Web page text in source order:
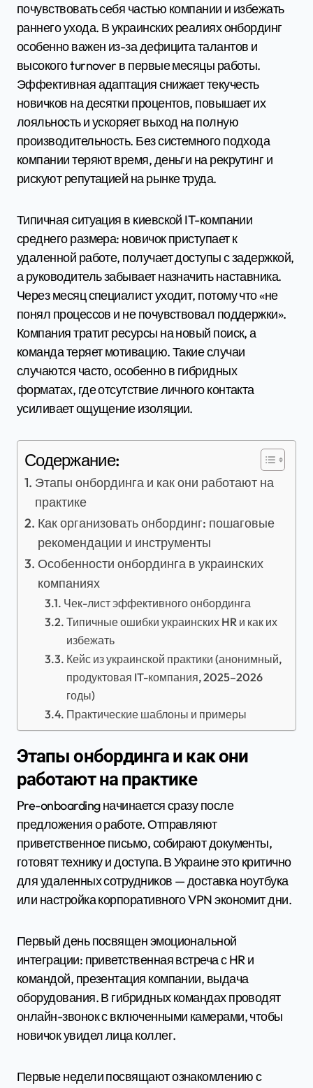
почувствовать себя частью компании и избежать
раннего ухода. В украинских реалиях онбординг
особенно важен из-за дефицита талантов и
высокого turnover в первые месяцы работы.
Эффективная адаптация снижает текучесть
новичков на десятки процентов, повышает их
лояльность и ускоряет выход на полную
производительность. Без системного подхода
компании теряют время, деньги на рекрутинг и
рискуют репутацией на рынке труда.
Типичная ситуация в киевской IT-компании
среднего размера: новичок приступает к
удаленной работе, получает доступы с задержкой,
а руководитель забывает назначить наставника.
Через месяц специалист уходит, потому что «не
понял процессов и не почувствовал поддержки».
Компания тратит ресурсы на новый поиск, а
команда теряет мотивацию. Такие случаи
случаются часто, особенно в гибридных
форматах, где отсутствие личного контакта
усиливает ощущение изоляции.
Содержание:
Этапы онбординга и как они работают на
практике
Как организовать онбординг: пошаговые
рекомендации и инструменты
Особенности онбординга в украинских
компаниях
Чек-лист эффективного онбординга
Типичные ошибки украинских HR и как их
избежать
Кейс из украинской практики (анонимный,
продуктовая IT-компания, 2025–2026
годы)
Практические шаблоны и примеры
Этапы онбординга и как они
работают на практике
Pre-onboarding начинается сразу после
предложения о работе. Отправляют
приветственное письмо, собирают документы,
готовят технику и доступа. В Украине это критично
для удаленных сотрудников — доставка ноутбука
или настройка корпоративного VPN экономит дни.
Первый день посвящен эмоциональной
интеграции: приветственная встреча с HR и
командой, презентация компании, выдача
оборудования. В гибридных командах проводят
онлайн-звонок с включенными камерами, чтобы
новичок увидел лица коллег.
Первые недели посвящают ознакомлению с